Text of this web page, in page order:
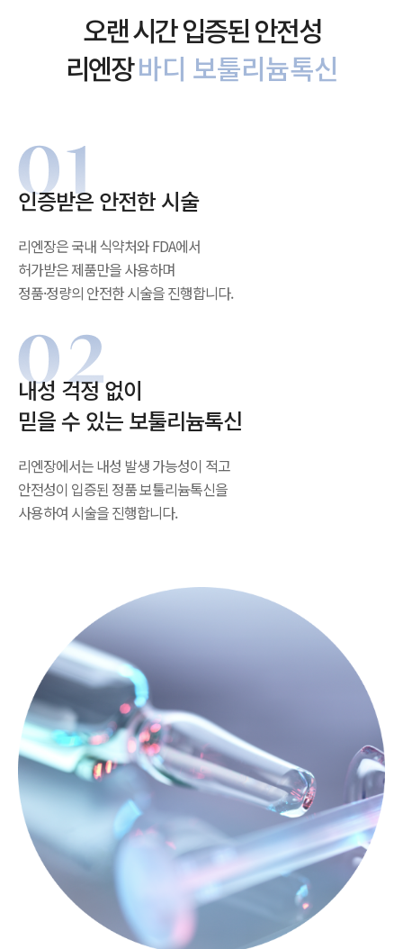
오랜 시간 입증된 안전성
리엔장바디 보툴리늄톡신
인증받은 안전한 시술
리엔장은 국내 식약처와 FDA에서
허가받은 제품만을 사용하며
정품·정량의 안전한 시술을 진행합니다.
내성 걱정 없이
믿을 수 있는 보툴리늄톡신
리엔장에서는 내성 발생 가능성이 적고
안전성이 입증된 정품 보툴리늄톡신을
사용하여 시술을 진행합니다.